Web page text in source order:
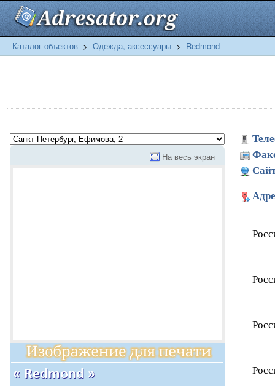
Каталог объектов > Одежда, аксессуары > Redmond
На весь экран